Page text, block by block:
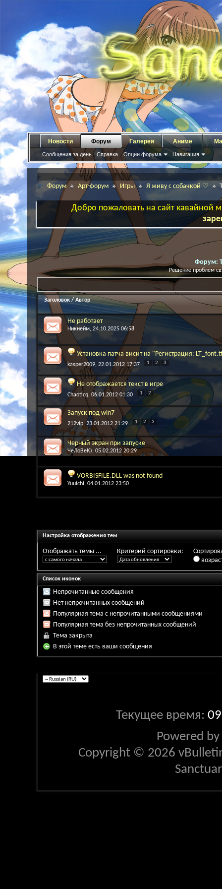
Новости Форум
Сообщения за день Справка Опции форума Навигация
Галерея Аниме
Форум Арт-форум Игры Я живу с собачкой ♡
Добро пожаловать на сайт кавайной
Форум:
Решение проблем
Заголовок/Автор
Не работает
Никнейм, 24.10.2025 06:58
Установка патча висит на "Регистрация:
kasper2009, 22.01.2012 17:37 1 2 3
Не отображается текст в игре
Chaoticq, 06.01.2012 01:30 1 2
Запуск под win7
212vip, 23.01.2012 21:29 1 2 3
Черный экран при запуске
ЧеЛоВеК), 05.02.2012 20:29
VORBISFILE.DLL was not found
Yuuichi, 04.01.2012 23:50
Настройка отображения тем
Отображать темы ... Критерий сортировки:
Список иконок
Непрочитанные сообщения
Нет непрочитанных сообщений
Популярная тема с непрочитанными сообщениями
Популярная тема без непрочитанных сообщений
Тема закрыта
В этой теме есть ваши сообщения
Текущее время:
Powered by
Copyright © 2026